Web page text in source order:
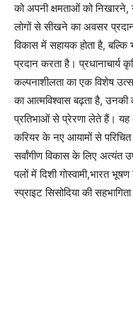
को अपनी क्षमताओं को
लोगों से सीखने का अवसर
विकास में सहायक होता है,
प्रदान करता है। प्रधानाचार्य
कल्पनाशीलता का एक विशेष
का आत्मविश्वास बढ़ता है,
प्रतिभाओं से प्रेरणा लेते हैं।
करियर के नए आयामों से परिचित
सर्वांगीण विकास के लिए अत्यंत
पलों में दिशी गोस्वामी,भारत
स्प्राइट सिसोदिया की